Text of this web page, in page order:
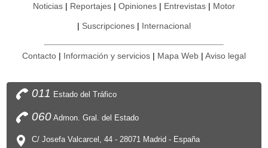
Noticias Reportajes Opiniones Entrevistas Motor
Suscripciones Internacional
Contacto Información y servicios Mapa Web Aviso legal
011 Estado del Tráfico
060Admon. Gral. del Estado
C/ Josefa Valcarcel, 44 - 28071 Madrid - España